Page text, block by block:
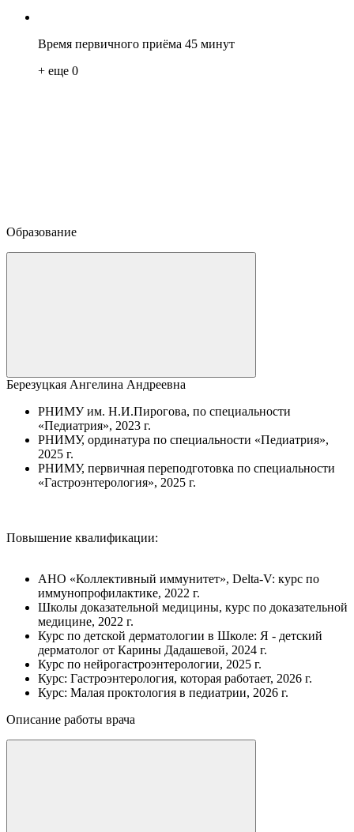
Время первичного приёма 45 минут
+ еще 0
Образование
Березуцкая Ангелина Андреевна
РНИМУ им. Н.И.Пирогова, по специальности
«Педиатрия», 2023 г.
РНИМУ, ординатура по специальности «Педиатрия»,
2025 г.
РНИМУ, первичная переподготовка по специальности
«Гастроэнтерология», 2025 г.
Повышение квалификации:
АНО «Коллективный иммунитет», Delta-V: курс по
иммунопрофилактике, 2022 г.
Школы доказательной медицины, курс по доказательной
медицине, 2022 г.
Курс по детской дерматологии в Школе: Я - детский
дерматолог от Карины Дадашевой, 2024 г.
Курс по нейрогастроэнтерологии, 2025 г.
Курс: Гастроэнтерология, которая работает, 2026 г.
Курс: Малая проктология в педиатрии, 2026 г.
Описание работы врача